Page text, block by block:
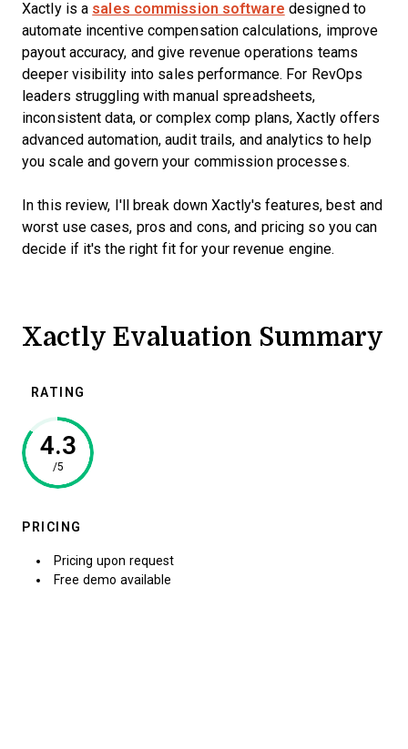
Xactly is a sales commission software designed to
automate incentive compensation calculations, improve
payout accuracy, and give revenue operations teams
deeper visibility into sales performance. For RevOps
leaders struggling with manual spreadsheets,
inconsistent data, or complex comp plans, Xactly offers
advanced automation, audit trails, and analytics to help
you scale and govern your commission processes.
In this review, I'll break down Xactly's features, best and
worst use cases, pros and cons, and pricing so you can
decide if it's the right fit for your revenue engine.
Xactly Evaluation Summary
RATING
4.3
/5
PRICING
Pricing upon request
Free demo available